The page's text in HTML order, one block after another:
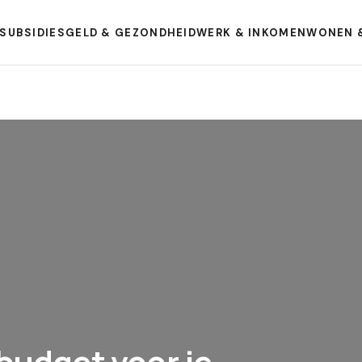
GELD & GEZONDHEIDWERK & INKOMENWONEN